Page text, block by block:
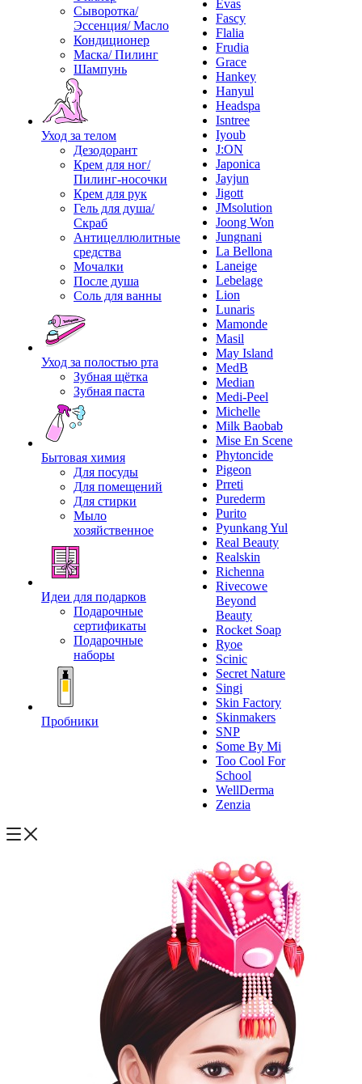
Сыворотка/
Эссенция/ Масло
Кондиционер
Маска/ Пилинг
Шампунь
Уход за телом
Дезодорант
Крем для ног/
Пилинг-носочки
Крем для рук
Гель для душа/
Скраб
Антицеллюлитные
средства
Мочалки
После душа
Соль для ванны
Уход за полостью рта
Зубная щётка
Зубная паста
Бытовая химия
Для посуды
Для помещений
Для стирки
Мыло
хозяйственное
Идеи для подарков
Подарочные
сертификаты
Подарочные
наборы
Пробники
Evas
Fascy
Flalia
Frudia
Grace
Hankey
Hanyul
Headspa
Isntree
Iyoub
J:ON
Japonica
Jayjun
Jigott
JMsolution
Joong Won
Jungnani
La Bellona
Laneige
Lebelage
Lion
Lunaris
Mamonde
Masil
May Island
MedB
Median
Medi-Peel
Michelle
Milk Baobab
Mise En Scene
Phytoncide
Pigeon
Prreti
Purederm
Purito
Pyunkang Yul
Real Beauty
Realskin
Richenna
Rivecowe
Beyond
Beauty
Rocket Soap
Ryoe
Scinic
Secret Nature
Singi
Skin Factory
Skinmakers
SNP
Some By Mi
Too Cool For
School
WellDerma
Zenzia